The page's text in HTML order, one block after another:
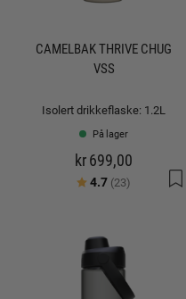
CAMELBAK THRIVE CHUG
VSS
Isolert drikkeflaske: 1.2L
På lager
kr 699,00
Karakter:
4.7 (23) av 5 mulige